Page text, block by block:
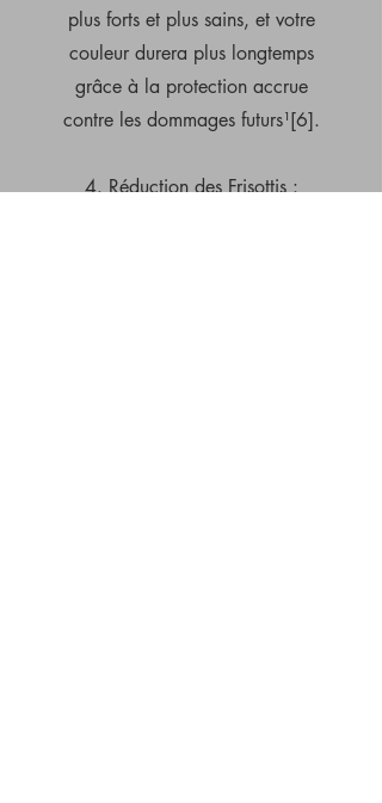
plus forts et plus sains, et votre
couleur durera plus longtemps
grâce à la protection accrue
contre les dommages futurs¹[6].
4. Réduction des Frisottis :